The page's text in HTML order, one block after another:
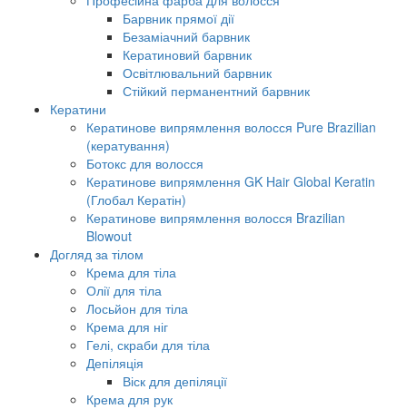
Барвник прямої дії
Безаміачний барвник
Кератиновий барвник
Освітлювальний барвник
Стійкий перманентний барвник
Кератини
Кератинове випрямлення волосся Pure Brazilian
(кератування)
Ботокс для волосся
Кератинове випрямлення GK Hair Global Keratin
(Глобал Кератін)
Кератинове випрямлення волосся Brazilian
Blowout
Догляд за тілом
Крема для тіла
Олії для тіла
Лосьйон для тіла
Крема для ніг
Гелі, скраби для тіла
Депіляція
Віск для депіляції
Крема для рук